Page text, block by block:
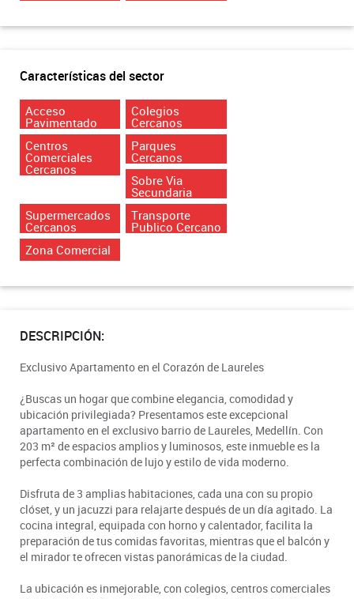
Características del sector
Acceso
Pavimentado
Colegios
Cercanos
Centros
Comerciales
Cercanos
Parques
Cercanos
Sobre Via
Secundaria
Supermercados
Cercanos
Transporte
Publico Cercano
Zona Comercial
DESCRIPCIÓN:
Exclusivo Apartamento en el Corazón de Laureles
¿Buscas un hogar que combine elegancia, comodidad y
ubicación privilegiada? Presentamos este excepcional
apartamento en el exclusivo barrio de Laureles, Medellín. Con
203 m² de espacios amplios y luminosos, este inmueble es la
perfecta combinación de lujo y estilo de vida moderno.
Disfruta de 3 amplias habitaciones, cada una con su propio
clóset, y un jacuzzi para relajarte después de un día agitado. La
cocina integral, equipada con horno y calentador, facilita la
preparación de tus comidas favoritas, mientras que el balcón y
el mirador te ofrecen vistas panorámicas de la ciudad.
La ubicación es inmejorable, con colegios, centros comerciales